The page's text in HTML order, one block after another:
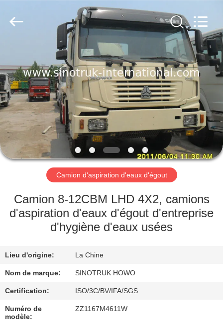
LA
MAISON
PRODUITS
À
PROPOS
NOUS
L'USINE
CONTRÔLE
DE
LTD..
Camion d'aspiration d'eaux d'égout
Camion 8-12CBM LHD 4X2, camions
d'aspiration d'eaux d'égout d'entreprise
d'hygiène d'eaux usées
Lieu d'origine: La Chine
Nom de marque: SINOTRUK HOWO
Certification: ISO/3C/BV/IFA/SGS
Numéro de
modèle:
ZZ1167M4611W